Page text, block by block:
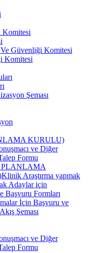
Komitesi
Ve Güvenliği Komitesi
Komitesi
Şeması
KURULU)
ve Diğer
Formu
PLANLAMA
Araştırma yapmak
Adaylar için
Başvuru Formları
İçin Başvuru ve
Şeması
ve Diğer
Formu